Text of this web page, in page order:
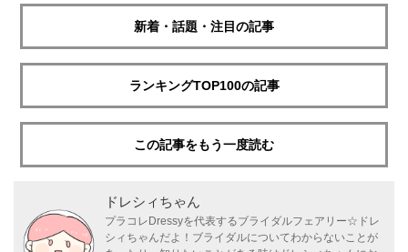
新着・話題・注目の記事
ランキングTOP100の記事
この記事をもう一度読む
ドレシィちゃん
プラコレDressyを代表するブライダルフェアリー☆ドレ
シィちゃんだよ！ブライダルについてわからないことが